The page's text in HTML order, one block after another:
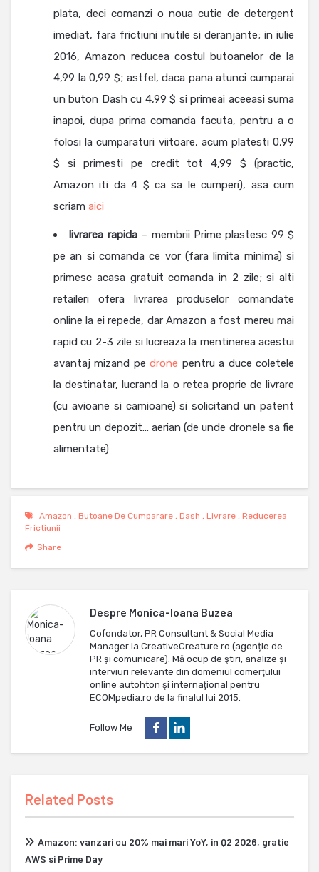
plata, deci comanzi o noua cutie de detergent
imediat, fara frictiuni inutile si deranjante; in iulie
2016, Amazon reducea costul butoanelor de la
4,99 la 0,99 $; astfel, daca pana atunci cumparai
un buton Dash cu 4,99 $ si primeai aceeasi suma
inapoi, dupa prima comanda facuta, pentru a o
folosi la cumparaturi viitoare, acum platesti 0,99
$ si primesti pe credit tot 4,99 $ (practic,
Amazon iti da 4 $ ca sa le cumperi), asa cum
scriam aici
livrarea rapida– membrii Prime plastesc 99 $
pe an si comanda ce vor (fara limita minima) si
primesc acasa gratuit comanda in 2 zile; si alti
retaileri ofera livrarea produselor comandate
online la ei repede, dar Amazon a fost mereu mai
rapid cu 2-3 zile si lucreaza la mentinerea acestui
avantaj mizand pedrone pentru a duce coletele
la destinatar, lucrand la o retea proprie de livrare
(cu avioane si camioane) si solicitand un patent
pentru un depozit… aerian (de unde dronele sa fie
alimentate)
Amazon , Butoane De Cumparare , Dash , Livrare , Reducerea
Frictiunii
Share
Despre Monica-Ioana Buzea
Cofondator, PR Consultant & Social Media
Manager la CreativeCreature.ro (agenție de
PR și comunicare). Mă ocup de ştiri, analize și
interviuri relevante din domeniul comerţului
online autohton şi internaţional pentru
ECOMpedia.ro de la finalul lui 2015.
Follow Me
Related Posts
Amazon: vanzari cu 20% mai mari YoY, in Q2 2026, gratie
AWS si Prime Day